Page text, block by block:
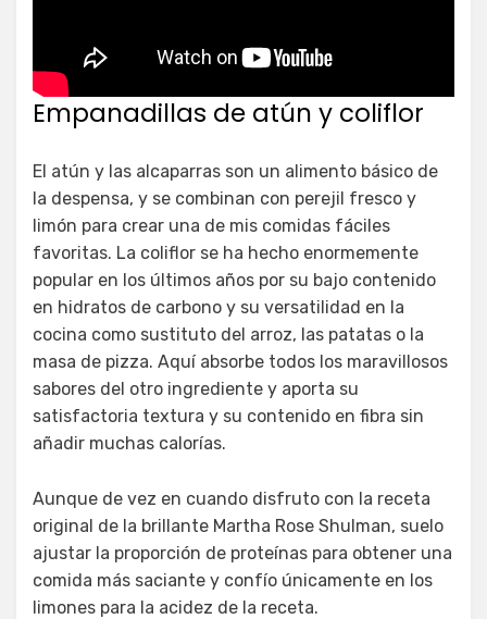
Empanadillas de atún y coliflor
El atún y las alcaparras son un alimento básico de
la despensa, y se combinan con perejil fresco y
limón para crear una de mis comidas fáciles
favoritas. La coliflor se ha hecho enormemente
popular en los últimos años por su bajo contenido
en hidratos de carbono y su versatilidad en la
cocina como sustituto del arroz, las patatas o la
masa de pizza. Aquí absorbe todos los maravillosos
sabores del otro ingrediente y aporta su
satisfactoria textura y su contenido en fibra sin
añadir muchas calorías.
Aunque de vez en cuando disfruto con la receta
original de la brillante Martha Rose Shulman, suelo
ajustar la proporción de proteínas para obtener una
comida más saciante y confío únicamente en los
limones para la acidez de la receta.